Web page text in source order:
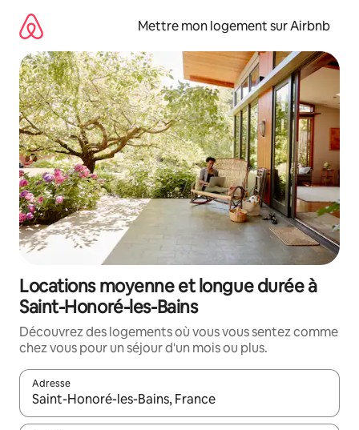
directement
contenu
Mettre mon logement sur Airbnb
Locations moyenne et longue durée à
Saint-Honoré-les-Bains
Découvrez des logements où vous vous sentez comme
chez vous pour un séjour d'un mois ou plus.
Adresse
Lorsque les résultats s'affichent, utilisez les flèches vers le